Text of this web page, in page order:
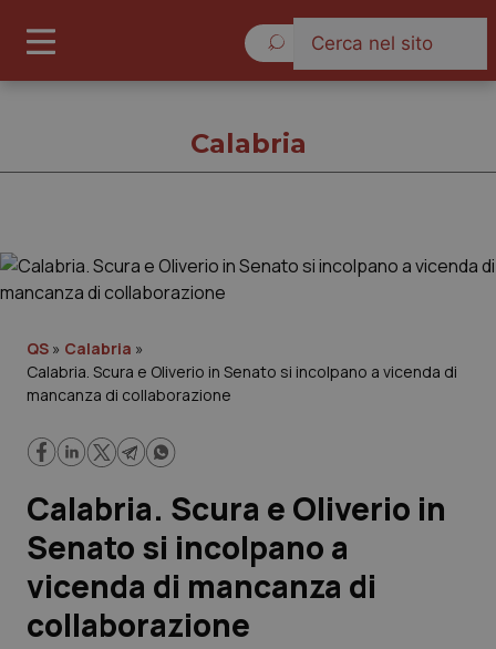
Governo e Parlamento
Regioni e Asl
Lavoro e Professioni
Scienza e Farmaci
Studi e Analisi
Calabria
QS » Calabria »
Calabria. Scura e Oliverio in Senato si incolpano a vicenda di
mancanza di collaborazione
Calabria. Scura e Oliverio in
Senato si incolpano a
vicenda di mancanza di
collaborazione